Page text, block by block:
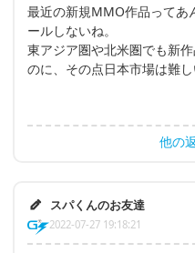
最近の新規MMO作品って
ールしないね。
東アジア圏や北米圏でも新
のに、その点日本市場は難し
他の
スパくんのお友達
2022-07-27 19:18:21